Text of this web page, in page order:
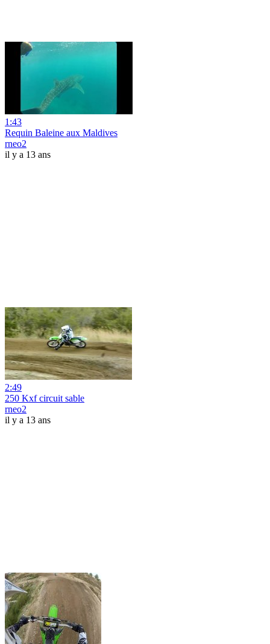
1:43
Requin Baleine aux Maldives
rneo2
il y a 13 ans
2:49
250 Kxf circuit sable
rneo2
il y a 13 ans